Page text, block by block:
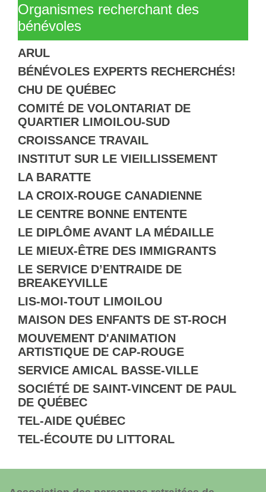
Organismes recherchant des
bénévoles
ARUL
BÉNÉVOLES EXPERTS RECHERCHÉS!
CHU DE QUÉBEC
COMITÉ DE VOLONTARIAT DE
QUARTIER LIMOILOU-SUD
CROISSANCE TRAVAIL
INSTITUT SUR LE VIEILLISSEMENT
LA BARATTE
LA CROIX-ROUGE CANADIENNE
LE CENTRE BONNE ENTENTE
LE DIPLÔME AVANT LA MÉDAILLE
LE MIEUX-ÊTRE DES IMMIGRANTS
LE SERVICE D’ENTRAIDE DE
BREAKEYVILLE
LIS-MOI-TOUT LIMOILOU
MAISON DES ENFANTS DE ST-ROCH
MOUVEMENT D'ANIMATION
ARTISTIQUE DE CAP-ROUGE
SERVICE AMICAL BASSE-VILLE
SOCIÉTÉ DE SAINT-VINCENT DE PAUL
DE QUÉBEC
TEL-AIDE QUÉBEC
TEL-ÉCOUTE DU LITTORAL